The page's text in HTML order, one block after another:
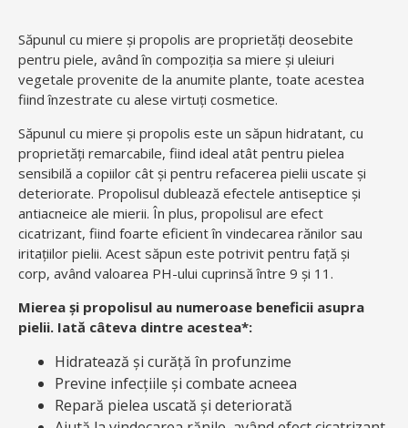
Săpunul cu miere și propolis are proprietăți deosebite
pentru piele, având în compoziția sa miere și uleiuri
vegetale provenite de la anumite plante, toate acestea
fiind înzestrate cu alese virtuți cosmetice.
Săpunul cu miere și propolis este un săpun hidratant, cu
proprietăți remarcabile, fiind ideal atât pentru pielea
sensibilă a copiilor cât și pentru refacerea pielii uscate și
deteriorate. Propolisul dublează efectele antiseptice și
antiacneice ale mierii. În plus, propolisul are efect
cicatrizant, fiind foarte eficient în vindecarea rănilor sau
iritațiilor pielii. Acest săpun este potrivit pentru față și
corp, având valoarea PH-ului cuprinsă între 9 şi 11.
Mierea și propolisul au numeroase beneficii asupra
pielii. Iată câteva dintre acestea*:
Hidratează și curăță în profunzime
Previne infecțiile și combate acneea
Repară pielea uscată și deteriorată